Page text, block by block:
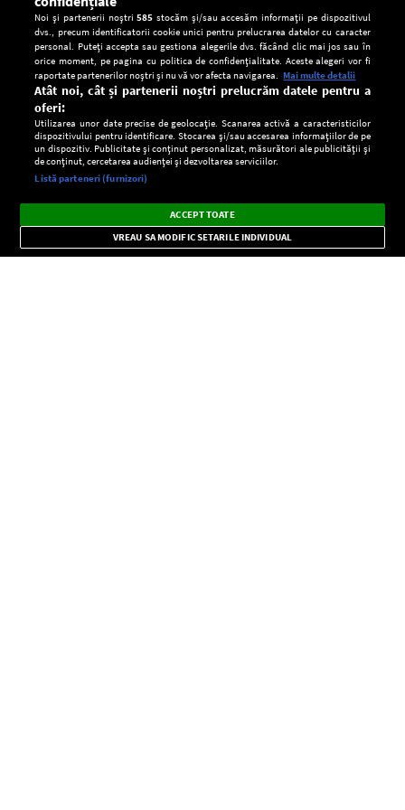
CONFIDENŢIALITATE
Setări:
Dark
Mode
Radio live, podcasturi, știri și alerte
importante.
×
Noi și partenerii noștri585 stocăm și/sau accesăm informații pe dispozitivul
dvs., precum identificatorii cookie unici pentru prelucrarea datelor cu caracter
personal. Puteți accepta sau gestiona alegerile dvs. făcând clic mai jos sau în
orice moment, pe pagina cu politica de confidențialitate. Aceste alegeri vor fi
raportate partenerilor noștri și nu vă vor afecta navigarea. Mai multe detalii
Atât noi, cât și partenerii noștri prelucrăm datele pentru a
oferi:
Utilizarea unor date precise de geolocație. Scanarea activă a caracteristicilor
dispozitivului pentru identificare. Stocarea și/sau accesarea informațiilor de pe
un dispozitiv. Publicitate și conținut personalizat, măsurători ale publicității și
de conținut, cercetarea audienței și dezvoltarea serviciilor.
Listă parteneri (furnizori)
ACCEPT TOATE
VREAU SA MODIFIC SETARILE INDIVIDUAL